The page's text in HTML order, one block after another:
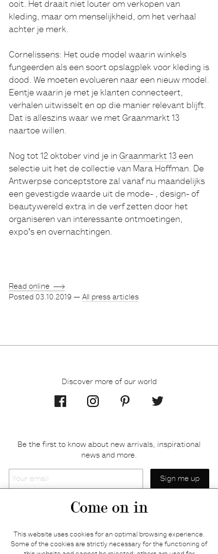
Come on in
This website uses cookies for an optimal browsing experience.
Some of the cookies are strictly necessary for the functioning of
ooit. Het draait niet louter om verkopen van
kleding, maar om menselijkheid, om het verhaal
achter je merk.
Cornelissens: Het oude model waarin winkels
fungeerden als een soort opslagplek voor kleding is
dood. We moeten evolueren naar een nieuw model.
Eentje waarin je met je klanten connecteert,
verhalen uitwisselt en op die manier relevant blijft.
Dat is alleszins waar we met Graanmarkt 13
naartoe willen.
Nog tot 12 oktober vind je in Graanmarkt 13 een
selectie uit het de collectie van Mara Hoffman. De
Antwerpse conceptstore zal vanaf nu maandelijks
een gevestigde waarde uit de mode- , design- of
beautywereld extra in de verf zetten door het
organiseren van interessante ontmoetingen,
expo's en overnachtingen.
Read online
Posted 03.10.2019 — All press articles
Discover more of our world
Be the first to know about new arrivals, inspirational
news and more.
E-shop
Returns & refunds